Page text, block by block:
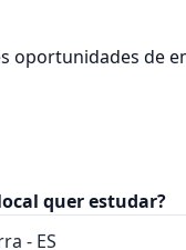
oportunidades de
quer estudar?